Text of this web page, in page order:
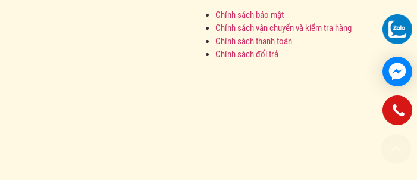
Chính sách bảo mật
Chính sách vận chuyển và kiểm tra hàng
Chính sách thanh toán
Chính sách đổi trả